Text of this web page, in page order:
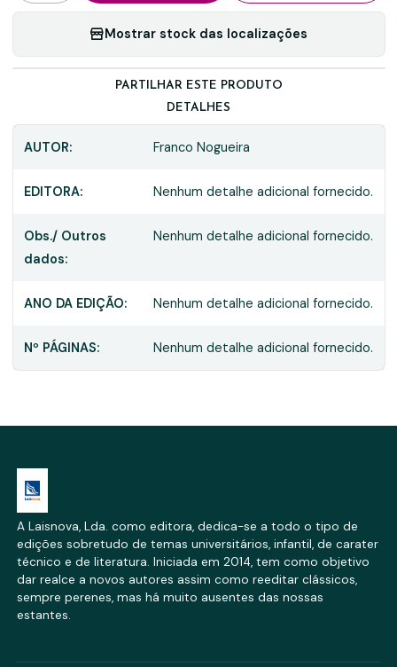
Mostrar stock das localizações
PARTILHAR ESTE PRODUTO
DETALHES
AUTOR: Franco Nogueira
EDITORA: Nenhum detalhe adicional fornecido.
Obs./ Outros
dados:
Nenhum detalhe adicional fornecido.
ANO DA EDIÇÃO: Nenhum detalhe adicional fornecido.
Nº PÁGINAS: Nenhum detalhe adicional fornecido.
A Laisnova, Lda. como editora, dedica-se a todo o tipo de
edições sobretudo de temas universitários, infantil, de carater
técnico e de literatura. Iniciada em 2014, tem como objetivo
dar realce a novos autores assim como reeditar clássicos,
sempre perenes, mas há muito ausentes das nossas
estantes.